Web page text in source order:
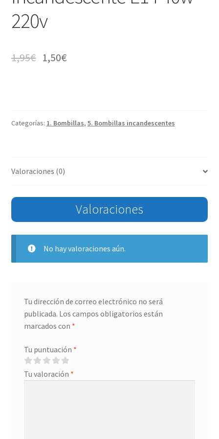
220v
1,95€ 1,50€
Categorías: 1. Bombillas, 5. Bombillas incandescentes
Valoraciones (0)
Valoraciones
No hay valoraciones aún.
Tu dirección de correo electrónico no será
publicada. Los campos obligatorios están
marcados con *
Tu puntuación *
Tu valoración *